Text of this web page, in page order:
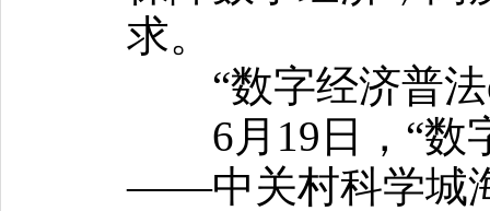
求。
“数字经济普法
6月19日，“数
——中关村科学城